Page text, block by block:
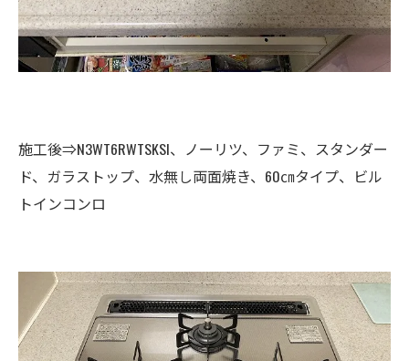
施工後⇒N3WT6RWTSKSI、ノーリツ、ファミ、スタンダー
ド、ガラストップ、水無し両面焼き、60㎝タイプ、ビル
トインコンロ